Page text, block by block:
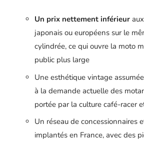
Un prix nettement inférieur
japonais ou européens sur le
cylindrée, ce qui ouvre la moto
public plus large
Une esthétique vintage
à la demande actuelle des
portée par la culture café-racer
Un réseau de concessionnaires
implantés en France, avec des